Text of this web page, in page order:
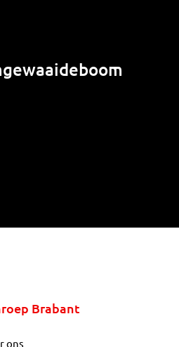
Brabant
ons